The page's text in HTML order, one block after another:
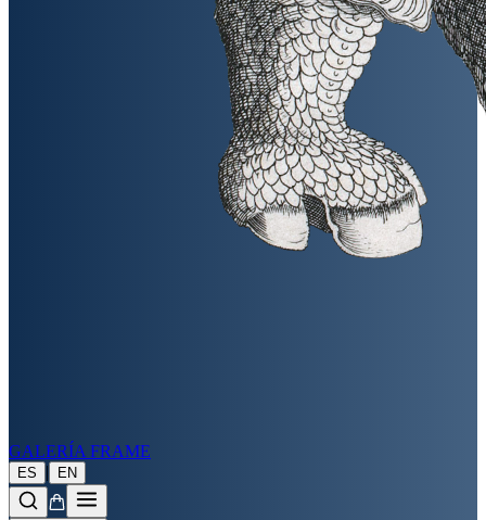
GALERÍA FRAME
ES | EN